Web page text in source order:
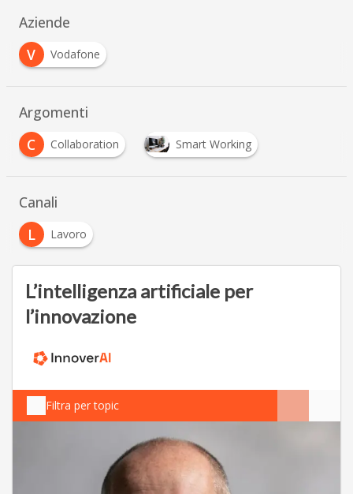
Aziende
V
Vodafone
Argomenti
C
Collaboration Smart Working
Canali
L
Lavoro
L’intelligenza artificiale per
l’innovazione
Filtra per topic